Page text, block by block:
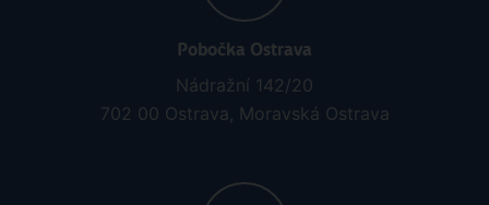
Pobočka Ostrava
Nádražní 142/20
702 00 Ostrava, Moravská Ostrava